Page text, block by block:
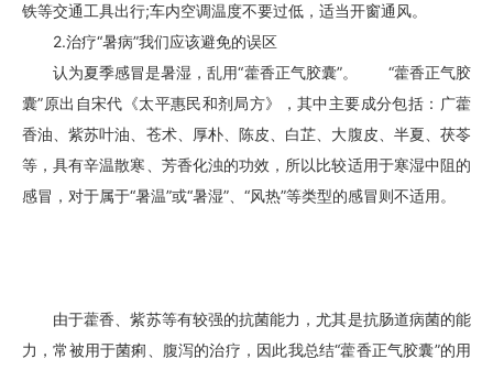
铁等交通工具出行;车内空调温度不要过低，适当开窗通风。
2.治疗“暑病”我们应该避免的误区
认为夏季感冒是暑湿，乱用“藿香正气胶囊”。 “藿香正气胶
囊”原出自宋代《太平惠民和剂局方》，其中主要成分包括：广藿
香油、紫苏叶油、苍术、厚朴、陈皮、白芷、大腹皮、半夏、茯苓
等，具有辛温散寒、芳香化浊的功效，所以比较适用于寒湿中阻的
感冒，对于属于“暑温”或“暑湿”、“风热”等类型的感冒则不适用。
由于藿香、紫苏等有较强的抗菌能力，尤其是抗肠道病菌的能
力，常被用于菌痢、腹泻的治疗，因此我总结“藿香正气胶囊”的用